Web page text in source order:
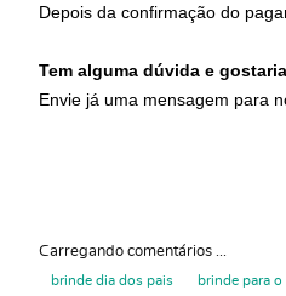
Depois da confirmação do
Tem alguma dúvida e
Envie já uma mensagem para
Carregando comentários ...
brinde dia dos pais brinde para